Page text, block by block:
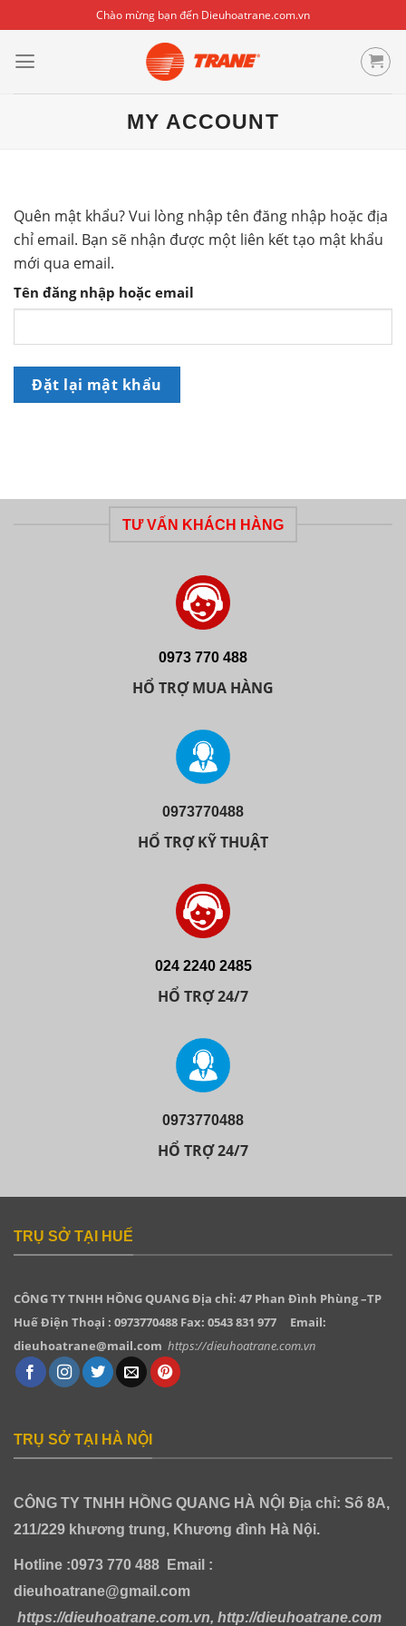
to
content
Chào mừng bạn đến Dieuhoatrane.com.vn
MY ACCOUNT
Quên mật khẩu? Vui lòng nhập tên đăng nhập hoặc địa
chỉ email. Bạn sẽ nhận được một liên kết tạo mật khẩu
mới qua email.
Tên đăng nhập hoặc email
Đặt lại mật khẩu
TƯ VẤN KHÁCH HÀNG
0973 770 488
HỔ TRỢ MUA HÀNG
0973770488
HỔ TRỢ KỸ THUẬT
024 2240 2485
HỔ TRỢ 24/7
0973770488
HỔ TRỢ 24/7
TRỤ SỞ TẠI HUẾ
CÔNG TY TNHH HỒNG QUANGĐịa chỉ: 47 Phan Đình Phùng –TP
Huế Điện Thoại : 0973770488 Fax: 0543 831 977
Email:
dieuhoatrane@mail.com https://dieuhoatrane.com.vn
TRỤ SỞ TẠI HÀ NỘI
CÔNG TY TNHH HỒNG QUANG HÀ NỘI Địa chỉ: Số 8A,
211/229 khương trung, Khương đình Hà Nội.
Hotline :0973 770 488
Email :
dieuhoatrane@gmail.com
https://dieuhoatrane.com.vn, http://dieuhoatrane.com